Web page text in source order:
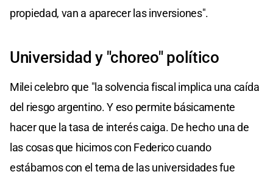
propiedad, van a aparecer las inversiones".
Universidad y "choreo" político
Milei celebro que "la solvencia fiscal implica una caída
del riesgo argentino. Y eso permite básicamente
hacer que la tasa de interés caiga. De hecho una de
las cosas que hicimos con Federico cuando
estábamos con el tema de las universidades fue